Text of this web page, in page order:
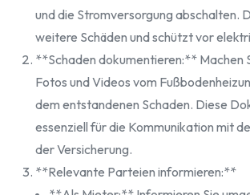
und die Stromversorgung abschalten.
weitere Schäden und schützt vor
**Schaden dokumentieren:** Machen
Fotos und Videos vom
dem entstandenen Schaden. Diese
essenziell für die Kommunikation mit
der Versicherung.
**Relevante Parteien informieren:**